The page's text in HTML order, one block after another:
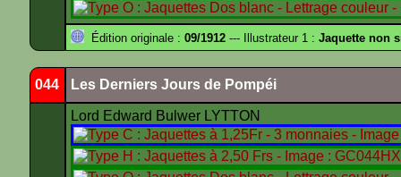
Édition originale : 09/1912 --- Illustrateur 1 : Jaquette non
044 Les Derniers Jours de Pompéi
Lord Edward Bulwer LYTTON